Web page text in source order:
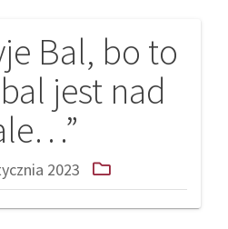
Bal, bo to
jest nad
2023